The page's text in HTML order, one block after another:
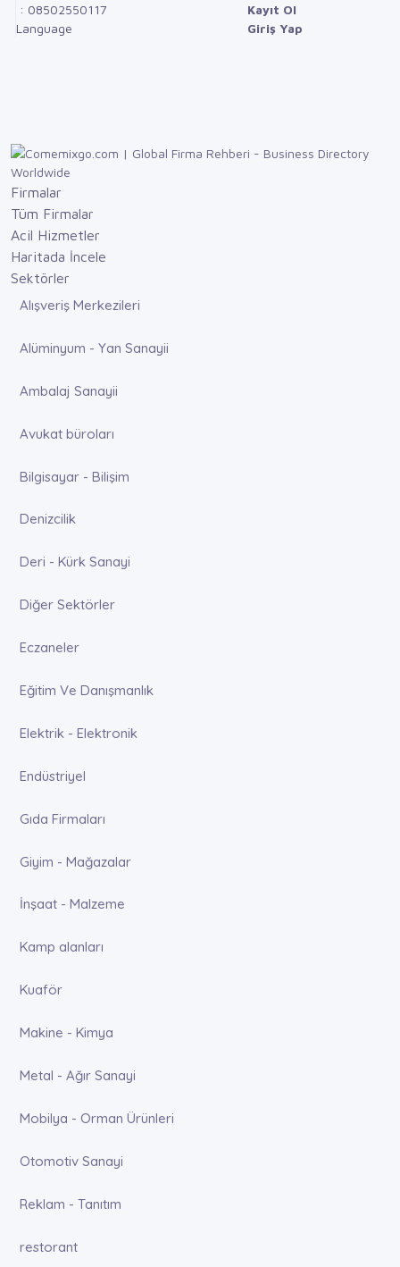
: 08502550117
Language
Kayıt Ol
Giriş Yap
Firmalar
Tüm Firmalar
Acil Hizmetler
Haritada İncele
Sektörler
Alışveriş Merkezileri
Alüminyum - Yan Sanayii
Ambalaj Sanayii
Avukat büroları
Bilgisayar - Bilişim
Denizcilik
Deri - Kürk Sanayi
Diğer Sektörler
Eczaneler
Eğitim Ve Danışmanlık
Elektrik - Elektronik
Endüstriyel
Gıda Firmaları
Giyim - Mağazalar
İnşaat - Malzeme
Kamp alanları
Kuaför
Makine - Kimya
Metal - Ağır Sanayi
Mobilya - Orman Ürünleri
Otomotiv Sanayi
Reklam - Tanıtım
restorant